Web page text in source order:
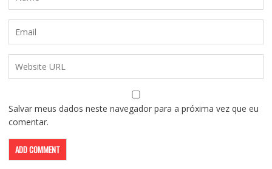
Salvar meus dados neste navegador para a próxima vez que eu
comentar.